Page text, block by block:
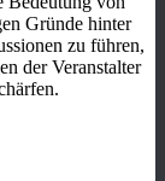
Gründe hinter
zu führen,
der Veranstalter